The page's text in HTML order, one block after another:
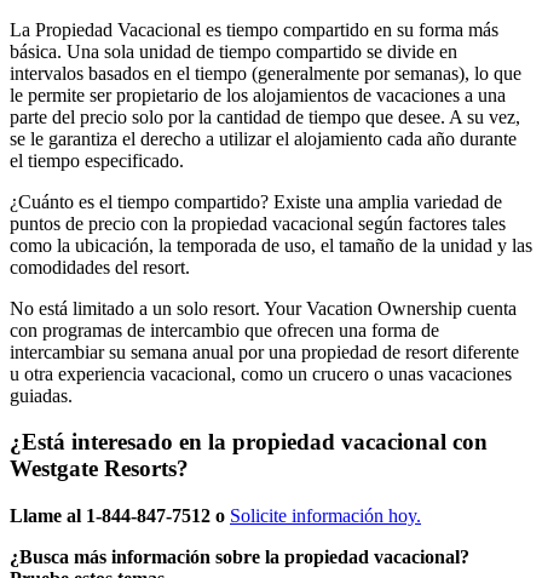
La Propiedad Vacacional es tiempo compartido en su forma más
básica. Una sola unidad de tiempo compartido se divide en
intervalos basados en el tiempo (generalmente por semanas), lo que
le permite ser propietario de los alojamientos de vacaciones a una
parte del precio solo por la cantidad de tiempo que desee. A su vez,
se le garantiza el derecho a utilizar el alojamiento cada año durante
el tiempo especificado.
¿Cuánto es el tiempo compartido? Existe una amplia variedad de
puntos de precio con la propiedad vacacional según factores tales
como la ubicación, la temporada de uso, el tamaño de la unidad y las
comodidades del resort.
No está limitado a un solo resort. Your Vacation Ownership cuenta
con programas de intercambio que ofrecen una forma de
intercambiar su semana anual por una propiedad de resort diferente
u otra experiencia vacacional, como un crucero o unas vacaciones
guiadas.
¿Está interesado en la propiedad vacacional con
Westgate Resorts?
Llame al 1-844-847-7512 o Solicite información hoy.
¿Busca más información sobre la propiedad vacacional?